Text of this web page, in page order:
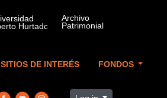
SITIOS DE INTERÉS FONDOS